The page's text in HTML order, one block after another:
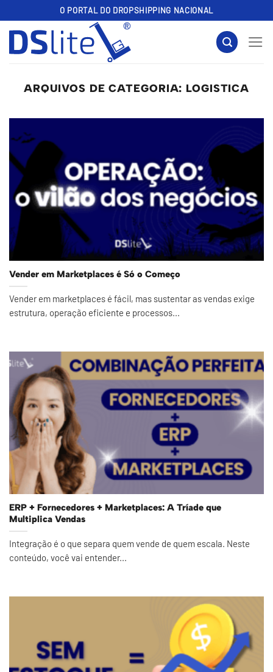
to
content
O PORTAL DO DROPSHIPPING NACIONAL
ARQUIVOS DE CATEGORIA: LOGISTICA
Vender em Marketplaces é Só o Começo
Vender em marketplaces é fácil, mas sustentar as vendas exige
estrutura, operação eficiente e processos...
ERP + Fornecedores + Marketplaces: A Tríade que
Multiplica Vendas
Integração é o que separa quem vende de quem escala. Neste
conteúdo, você vai entender...